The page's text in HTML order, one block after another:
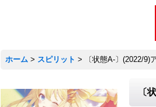
ホーム > スピリット > 〔状態A-〕(2022/
〔